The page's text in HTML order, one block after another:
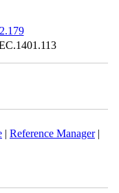
|Reference Manager